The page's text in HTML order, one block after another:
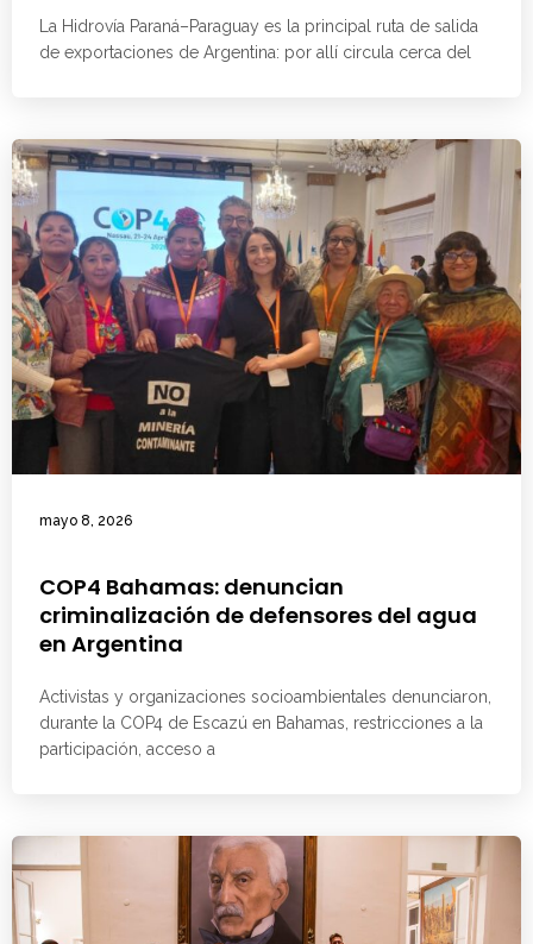
La Hidrovía Paraná–Paraguay es la principal ruta de salida
de exportaciones de Argentina: por allí circula cerca del
mayo 8, 2026
COP4 Bahamas: denuncian
criminalización de defensores del agua
en Argentina
Activistas y organizaciones socioambientales denunciaron,
durante la COP4 de Escazú en Bahamas, restricciones a la
participación, acceso a